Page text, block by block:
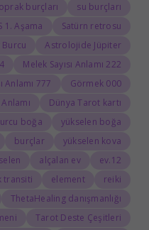
su burçları
burçları
Satürn retrosu
1. Aşama
Astrolojide Jüpiter
222 Melek Sayısı Anlamı
000 Görmek
777 Melek Sayısı Anlamı
Dünya Tarot kartı
yükselen boğa
boğa
yükselen kova
burçlar
12.ev
alçalan ev
reiki
element
transiti
ThetaHealing danışmanlığı
Tarot Deste Çeşitleri